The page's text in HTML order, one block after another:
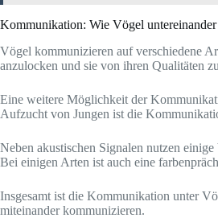
Kommunikation: Wie Vögel
Vögel kommunizieren auf verschiedene
anzulocken und sie von ihren Qualitäten
Eine weitere Möglichkeit der
Aufzucht von Jungen ist die
Neben akustischen Signalen nutzen
Bei einigen Arten ist auch eine
Insgesamt ist die Kommunikation unter
miteinander kommunizieren.